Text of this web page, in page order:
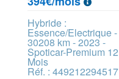
Hybride :
Essence/Electrique -
30208 km - 2023 -
Spoticar-Premium 12
Mois
Réf. : 449212294517